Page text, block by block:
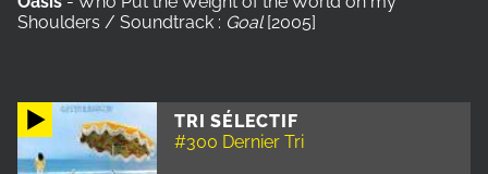
TRI SÉLECTIF
#300 Dernier Tri
Shoulders / Soundtrack : Goal [2005]